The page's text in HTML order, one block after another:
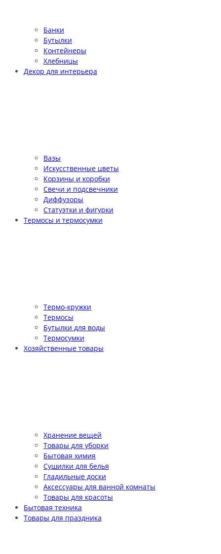
Банки
Бутылки
Контейнеры
Хлебницы
Декор для интерьера
Вазы
Искусственные цветы
Корзины и коробки
Свечи и подсвечники
Диффузоры
Статуэтки и фигурки
Термосы и термосумки
Термо-кружки
Термосы
Бутылки для воды
Термосумки
Хозяйственные товары
Хранение вещей
Товары для уборки
Бытовая химия
Сушилки для белья
Гладильные доски
Аксессуары для ванной комнаты
Товары для красоты
Бытовая техника
Товары для праздника